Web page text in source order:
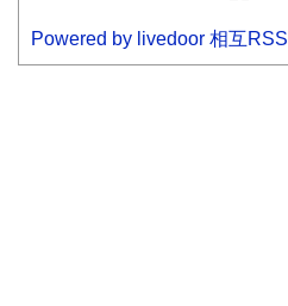
Powered by livedoor 相互RSS